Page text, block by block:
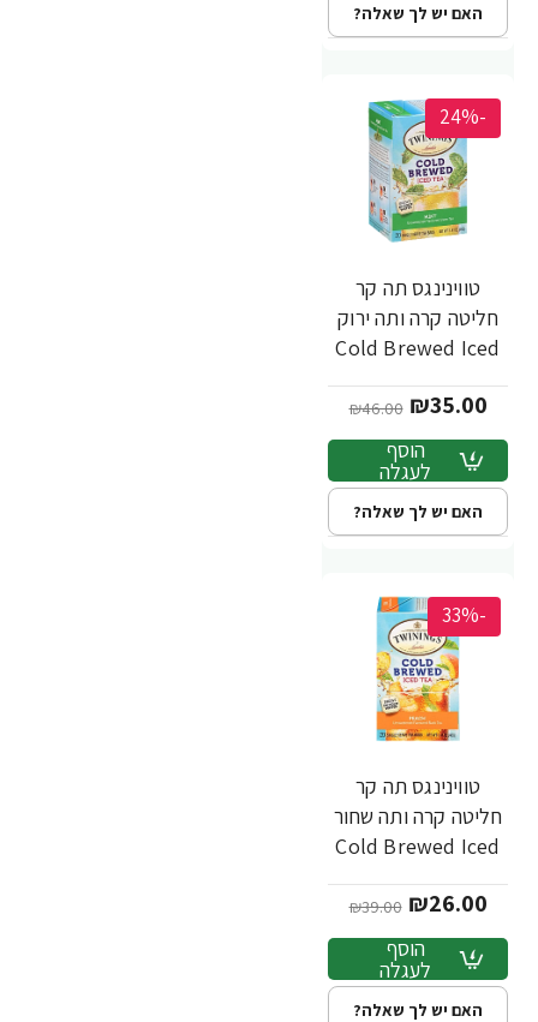
האם יש לך שאלה?
-24%
טווינינגס תה קר
חליטה קרה ותה ירוק
Cold Brewed Iced
מנטה 20 שקיקי -
מבית Twinings
₪35.00
₪46.00
הוסף
לעגלה
האם יש לך שאלה?
-33%
טווינינגס תה קר
חליטה קרה ותה שחור
Cold Brewed Iced
אפרסק 20 שקיקי -
מבית Twinings
₪26.00
₪39.00
הוסף
לעגלה
האם יש לך שאלה?